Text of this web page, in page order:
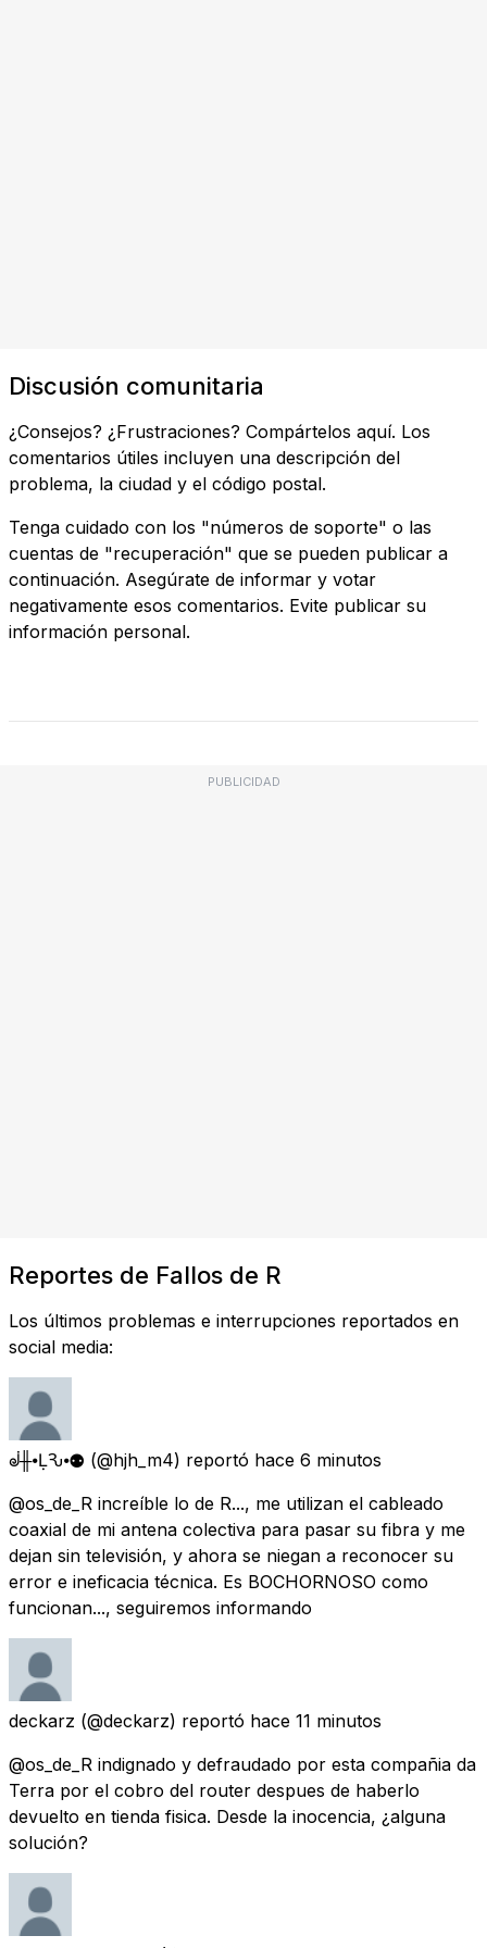
Discusión comunitaria
¿Consejos? ¿Frustraciones? Compártelos aquí. Los
comentarios útiles incluyen una descripción del
problema, la ciudad y el código postal.
Tenga cuidado con los "números de soporte" o las
cuentas de "recuperación" que se pueden publicar a
continuación. Asegúrate de informar y votar
negativamente esos comentarios. Evite publicar su
información personal.
PUBLICIDAD
Reportes de Fallos de R
Los últimos problemas e interrupciones reportados en
social media:
ᣫ╫⦁ḶѦԄ⦁⚉ (@hjh_m4) reportó hace 6 minutos
@os_de_R increíble lo de R..., me utilizan el cableado
coaxial de mi antena colectiva para pasar su fibra y me
dejan sin televisión, y ahora se niegan a reconocer su
error e ineficacia técnica. Es BOCHORNOSO como
funcionan..., seguiremos informando
deckarz (@deckarz) reportó hace 11 minutos
@os_de_R indignado y defraudado por esta compañia da
Terra por el cobro del router despues de haberlo
devuelto en tienda fisica. Desde la inocencia, ¿alguna
solución?